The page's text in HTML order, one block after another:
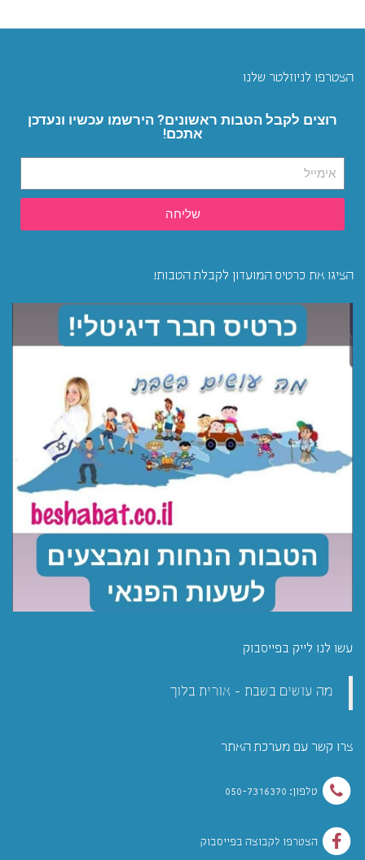
הצטרפו לניוזלטר שלנו
רוצים לקבל הטבות ראשונים? הירשמו עכשיו ונעדכן
אתכם!
שליחה
הציגו את כרטיס המועדון לקבלת הטבות!
עשו לנו לייק בפייסבוק
מה עושים בשבת - אורית בלוך
צרו קשר עם מערכת האתר
טלפון: 050-7316370
הצטרפו לקבוצה בפייסבוק